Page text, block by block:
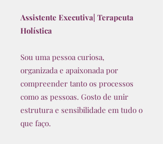
Assistente Executiva| Terapeuta
Holística
Sou uma pessoa curiosa,
organizada e apaixonada por
compreender tanto os processos
como as pessoas. Gosto de unir
estrutura e sensibilidade em tudo o
que faço.